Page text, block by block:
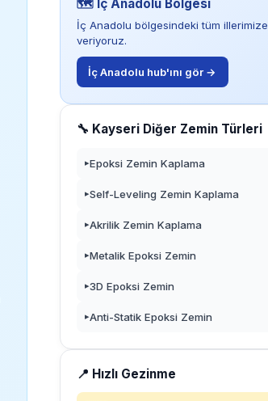
🗺️ İç Anadolu Bölgesi
İç Anadolu bölgesindeki tüm
veriyoruz.
İç Anadolu hub'ını gör →
🔧 Kayseri Diğer Zemin Türleri
▸Epoksi Zemin Kaplama
▸Self-Leveling Zemin Kaplama
▸Akrilik Zemin Kaplama
▸Metalik Epoksi Zemin
▸3D Epoksi Zemin
▸Anti-Statik Epoksi Zemin
📍 Hızlı Gezinme